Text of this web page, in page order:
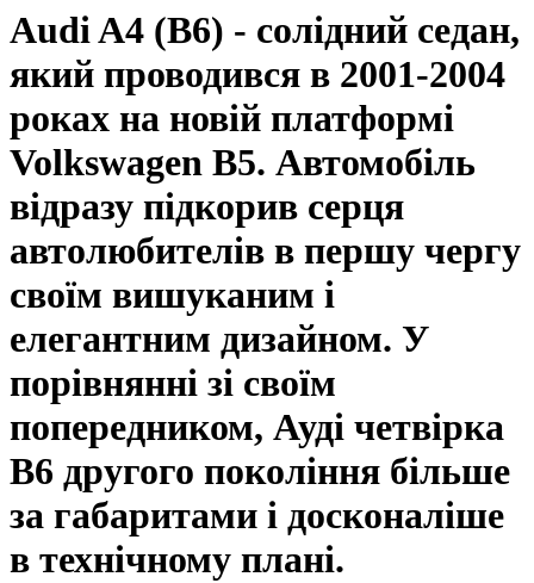
Audi A4 (B6) - солідний седан,
який проводився в 2001-2004
роках на новій платформі
Volkswagen B5. Автомобіль
відразу підкорив серця
автолюбителів в першу чергу
своїм вишуканим і
елегантним дизайном. У
порівнянні зі своїм
попередником, Ауді четвірка
B6 другого покоління більше
за габаритами і досконаліше
в технічному плані.